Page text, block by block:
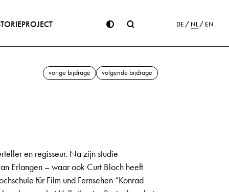
PROJECT DE NL EN
vorige bijdrage volgende bijdrage
en regisseur. Na zijn studie
Erlangen – waar ook Curt Bloch heeft
für Film und Fernsehen “Konrad